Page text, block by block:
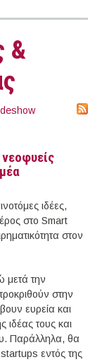
&
ιδέες,
στο Smart
στον
μετά την
στην
ευρεία και
ιδέας τους και
Παράλληλα, θα
εντός της